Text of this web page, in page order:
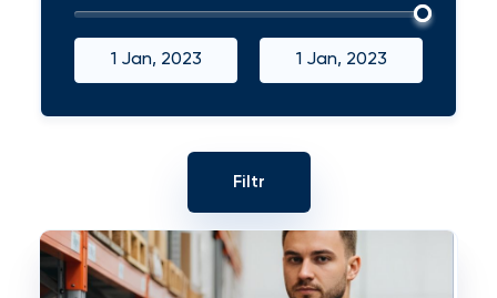
1 Jan, 2023 1 Jan, 2023